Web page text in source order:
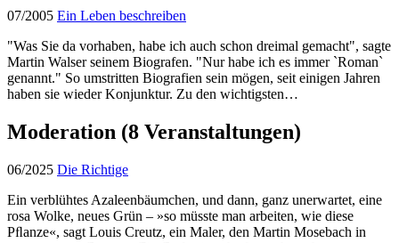
07/2005 Ein Leben beschreiben
"Was Sie da vorhaben, habe ich auch schon dreimal gemacht", sagte
Martin Walser seinem Biografen. "Nur habe ich es immer `Roman`
genannt." So umstritten Biografien sein mögen, seit einigen Jahren
haben sie wieder Konjunktur. Zu den wichtigsten…
Moderation (8 Veranstaltungen)
06/2025 Die Richtige
Ein verblühtes Azaleenbäumchen, und dann, ganz unerwartet, eine
rosa Wolke, neues Grün – »so müsste man arbeiten, wie diese
Pﬂanze«, sagt Louis Creutz, ein Maler, den Martin Mosebach in